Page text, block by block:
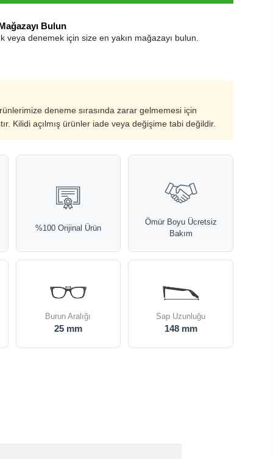
Bulun
veya denemek için size en yakın mağazayı bulun.
deneme sırasında zarar gelmemesi için
Kilidi açılmış ürünler iade veya değişime tabi değildir.
%100 Orijinal Ürün
Ömür Boyu Ücretsiz
Bakım
Burun Aralığı
25 mm
Sap Uzunluğu
148 mm